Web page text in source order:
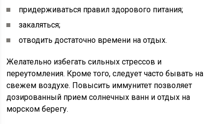
придерживаться правил здорового питания;
закаляться;
отводить достаточно времени на отдых.
Желательно избегать сильных стрессов и
переутомления. Кроме того, следует часто бывать на
свежем воздухе. Повысить иммунитет позволяет
дозированный прием солнечных ванн и отдых на
морском берегу.